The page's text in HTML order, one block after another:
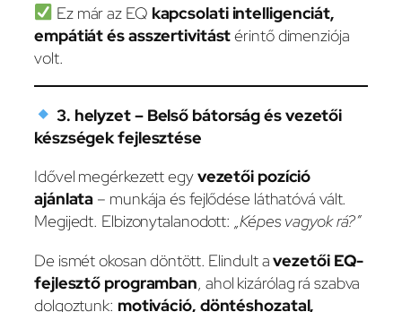
Ez már az EQ kapcsolati intelligenciát,
empátiát és asszertivitástérintő dimenziója
volt.
3. helyzet – Belső bátorság és vezetői
készségek fejlesztése
Idővel megérkezett egyvezetői pozíció
ajánlata – munkája és fejlődése láthatóvá vált.
Megijedt. Elbizonytalanodott: „Képes vagyok rá?”
De ismét okosan döntött. Elindult avezetői EQ-
fejlesztő programban, ahol kizárólag rá szabva
dolgoztunk: motiváció, döntéshozatal,